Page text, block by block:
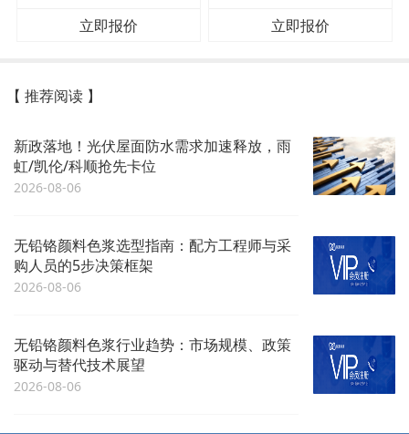
立即报价 立即报价
【 推荐阅读 】
新政落地！光伏屋面防水需求加速释放，雨
虹/凯伦/科顺抢先卡位
2026-08-06
无铅铬颜料色浆选型指南：配方工程师与采
购人员的5步决策框架
2026-08-06
无铅铬颜料色浆行业趋势：市场规模、政策
驱动与替代技术展望
2026-08-06